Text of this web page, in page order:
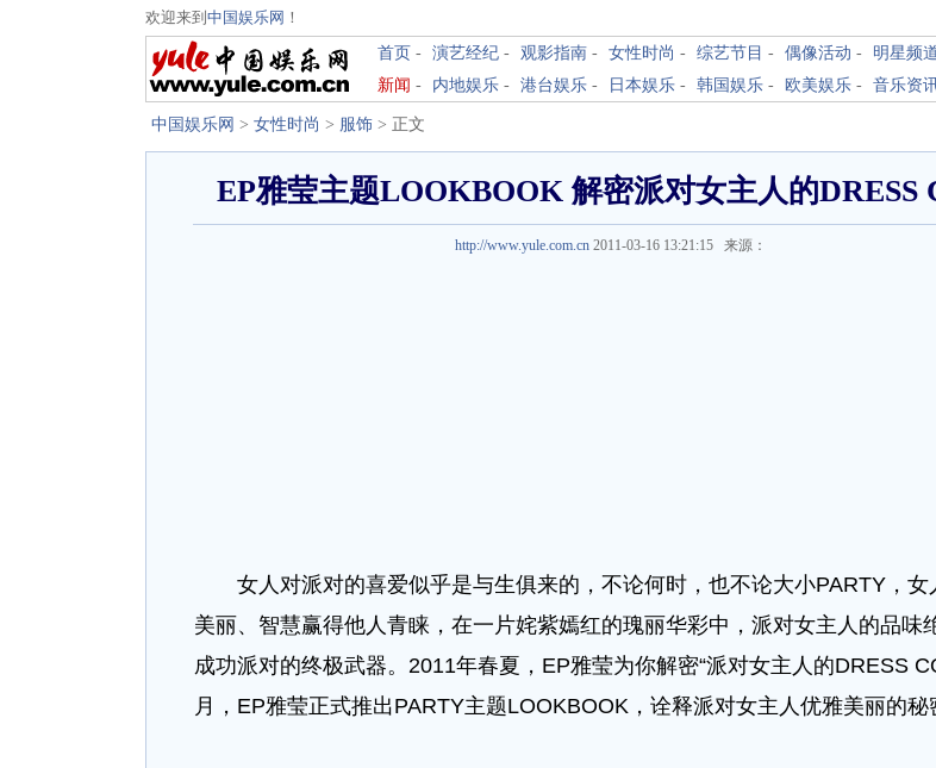
欢迎来到 中国娱乐网 ！
首页 - 演艺经纪 - 观影指南 - 女性时尚 - 综艺节目 - 偶像活动 - 明星频
新闻 - 内地娱乐 - 港台娱乐 - 日本娱乐 - 韩国娱乐 - 欧美娱乐 - 音乐资
中国娱乐网 > 女性时尚 > 服饰 > 正文
EP雅莹主题LOOKBOOK 解密派对女主人的DRESS
http://www.yule.com.cn 2011-03-16 13:21:15 来源：
女人对派对的喜爱似乎是与生俱来的，不论何时，也不论大小PARTY，女
美丽、智慧赢得他人青睐，在一片姹紫嫣红的瑰丽华彩中，派对女主人的品味
成功派对的终极武器。2011年春夏，EP雅莹为你解密“派对女主人的DRESS
月，EP雅莹正式推出PARTY主题LOOKBOOK，诠释派对女主人优雅美丽的秘